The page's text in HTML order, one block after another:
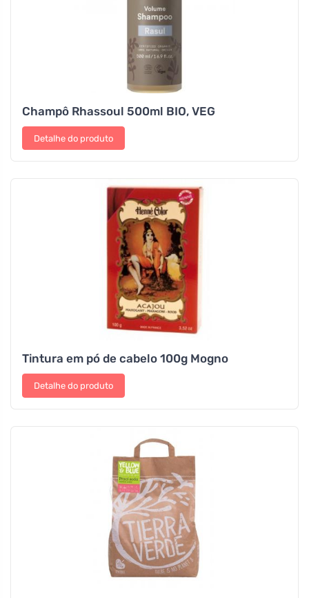
Champô Rhassoul 500ml BIO, VEG
Detalhe do produto
Tintura em pó de cabelo 100g Mogno
Detalhe do produto